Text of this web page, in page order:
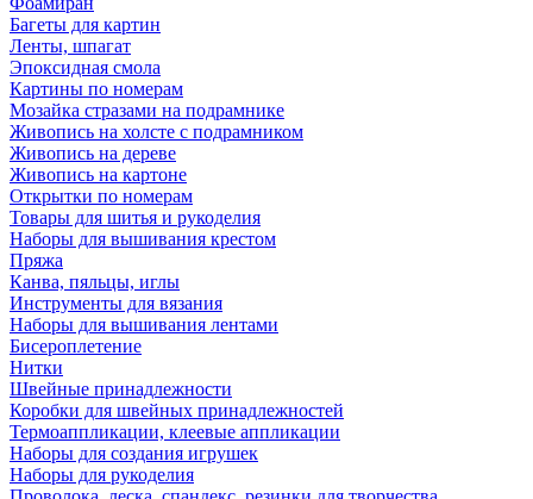
Багеты для картин
Ленты, шпагат
Эпоксидная смола
Картины по номерам
Мозайка стразами на подрамнике
Живопись на холсте с подрамником
Живопись на дереве
Живопись на картоне
Открытки по номерам
Товары для шитья и рукоделия
Наборы для вышивания крестом
Пряжа
Канва, пяльцы, иглы
Инструменты для вязания
Наборы для вышивания лентами
Бисероплетение
Нитки
Швейные принадлежности
Коробки для швейных принадлежностей
Термоаппликации, клеевые аппликации
Наборы для создания игрушек
Наборы для рукоделия